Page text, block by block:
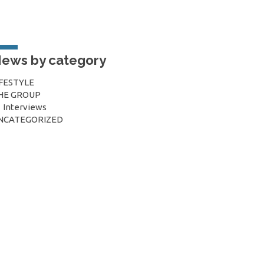
by category
GROUP
Interviews